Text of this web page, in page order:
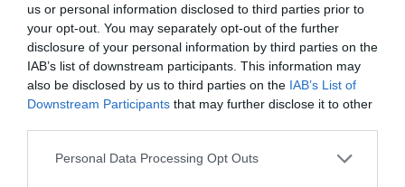
us or personal information disclosed to third parties prior to
your opt-out. You may separately opt-out of the further
disclosure of your personal information by third parties on the
IAB’s list of downstream participants. This information may
also be disclosed by us to third parties on the IAB’s List of
Downstream Participants that may further disclose it to other
Please note that this website/app uses one or more Google
Personal Data Processing Opt Outs
PRONEWS.GR /ΔΙΕΘΝΕΣ ΠΟΔΟΣΦΑΙΡΟ
Η αλλαγή που «έρχεται» στις κίτρινες
κάρτες τη νέα αγωνιστική σεζόν: Η
ανακοίνωση της UEFA